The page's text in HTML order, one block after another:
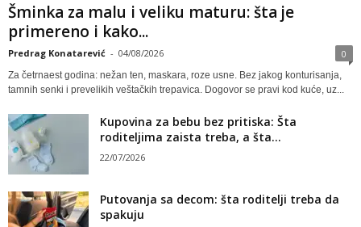
Šminka za malu i veliku maturu: šta je
primereno i kako...
Predrag Konatarević - 04/08/2026 0
Za četrnaest godina: nežan ten, maskara, roze usne. Bez jakog konturisanja,
tamnih senki i prevelikih veštačkih trepavica. Dogovor se pravi kod kuće, uz...
Kupovina za bebu bez pritiska: Šta
roditeljima zaista treba, a šta...
22/07/2026
Putovanja sa decom: šta roditelji treba da
spakuju